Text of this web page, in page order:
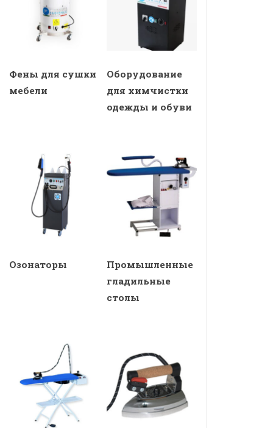
Фены для сушки
мебели
Оборудование
для химчистки
одежды и обуви
Озонаторы
Промышленные
гладильные
столы